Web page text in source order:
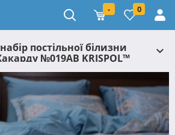
- 0
постільної білизни
№019AB KRISPOL™